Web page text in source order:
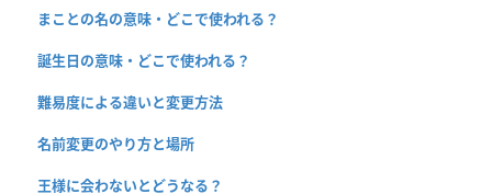
まことの名の意味・どこで使われる？
誕生日の意味・どこで使われる？
難易度による違いと変更方法
名前変更のやり方と場所
王様に会わないとどうなる？